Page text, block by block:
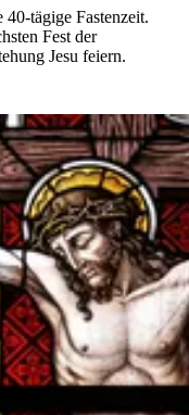
tägige Fastenzeit.
Fest der
Jesu feiern.